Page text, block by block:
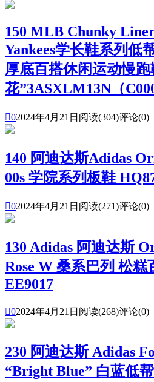
150 MLB Chunky
Yankees学长鞋系列低
厚底百搭休闲运动慢
花”3ASXLM13N（
02024年4月21日 阅读(304)评论(0)
140 阿迪达斯Adidas
00s 学院系列板鞋
02024年4月21日 阅读(271)评论(0)
130 Adidas 阿迪达斯
Rose W 桑系巴列 松糕
EE9017
02024年4月21日 阅读(268)评论(0)
230 阿迪达斯 Adidas
“Bright Blue” 白蓝低